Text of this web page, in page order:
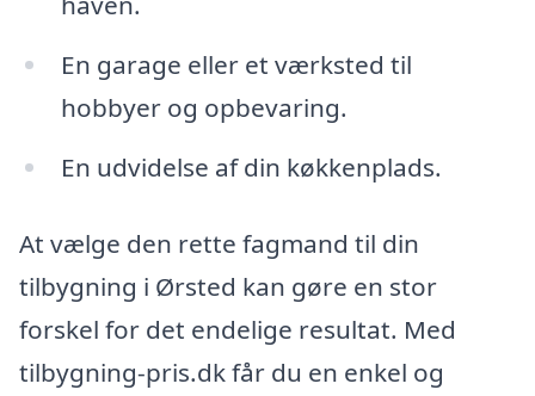
En garage eller et værksted til
hobbyer og opbevaring.
En udvidelse af din køkkenplads.
At vælge den rette fagmand til din
tilbygning i Ørsted kan gøre en stor
forskel for det endelige resultat. Med
tilbygning-pris.dk får du en enkel og